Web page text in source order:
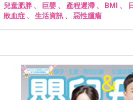
兒童肥胖、 巨嬰、 產程遲滯、 BMI 、
敗血症、 生活資訊、 惡性腫瘤